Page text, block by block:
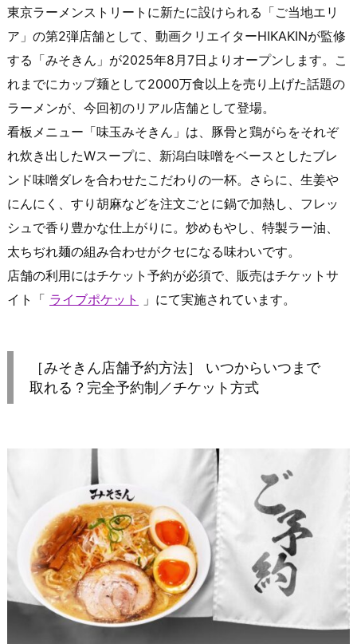
東京ラーメンストリートに新たに設けられる「ご当地エリ
ア」の第2弾店舗として、動画クリエイターHIKAKINが監修
する「みそきん」が2025年8月7日よりオープンします。こ
れまでにカップ麺として2000万食以上を売り上げた話題の
ラーメンが、今回初のリアル店舗として登場。
看板メニュー「味玉みそきん」は、豚骨と鶏がらをそれぞ
れ炊き出したWスープに、新潟白味噌をベースとしたブレ
ンド味噌ダレを合わせたこだわりの一杯。さらに、生姜や
にんにく、すり胡麻などを注文ごとに鍋で加熱し、フレッ
シュで香り豊かな仕上がりに。炒めもやし、特製ラー油、
太ちぢれ麺の組み合わせがクセになる味わいです。
店舗の利用にはチケット予約が必須で、販売はチケットサ
イト「 ライブポケット 」にて実施されています。
［みそきん店舗予約方法］ いつからいつまで
取れる？完全予約制／チケット方式